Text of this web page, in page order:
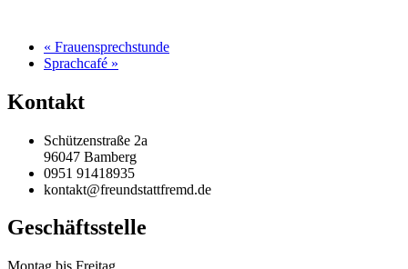
« Frauensprechstunde
Sprachcafé »
Kontakt
Schützenstraße 2a
96047 Bamberg
0951 91418935
kontakt@freundstattfremd.de
Geschäftsstelle